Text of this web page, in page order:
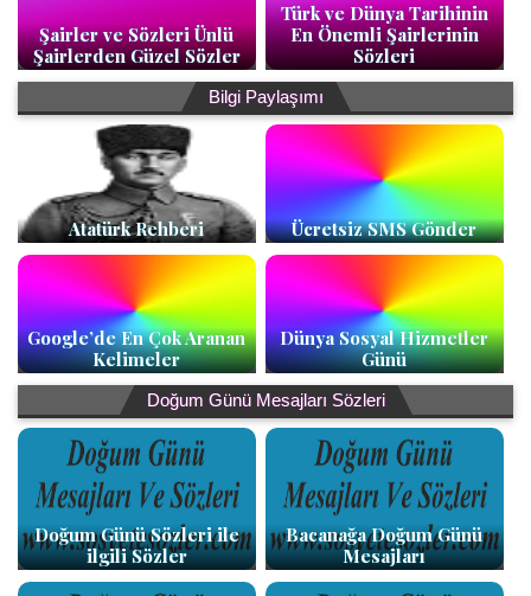
Şairler ve Sözleri Ünlü
Şairlerden Güzel Sözler
Türk ve Dünya Tarihinin
En Önemli Şairlerinin
Sözleri
Bilgi Paylaşımı
Atatürk Rehberi Ücretsiz SMS Gönder
Google’de En Çok Aranan
Kelimeler
Dünya Sosyal Hizmetler
Günü
Doğum Günü Mesajları Sözleri
Doğum Günü Sözleri ile
ilgili Sözler
Bacanağa Doğum Günü
Mesajları